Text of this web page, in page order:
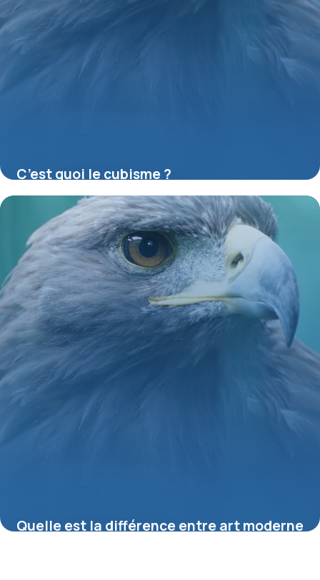
C’est quoi le cubisme ?
16 juillet 2026
Quelle est la différence entre art moderne